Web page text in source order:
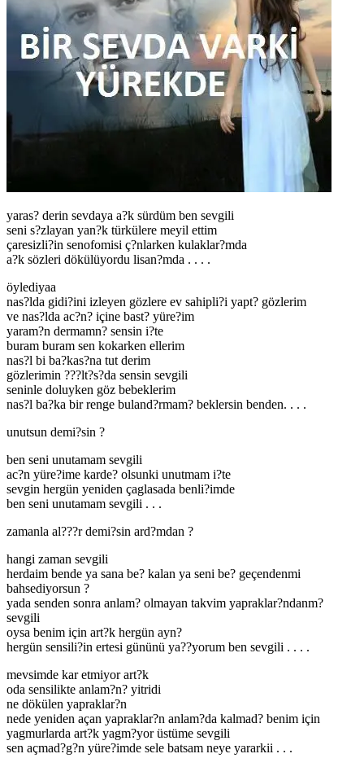
yaras? derin sevdaya a?k sürdüm ben sevgili
seni s?zlayan yan?k türkülere meyil ettim
çaresizli?in senofomisi ç?nlarken kulaklar?mda
a?k sözleri dökülüyordu lisan?mda . . . .
öylediyaa
nas?lda gidi?ini izleyen gözlere ev sahipli?i yapt? gözlerim
ve nas?lda ac?n? içine bast? yüre?im
yaram?n dermamn? sensin i?te
buram buram sen kokarken ellerim
nas?l bi ba?kas?na tut derim
gözlerimin ???lt?s?da sensin sevgili
seninle doluyken göz bebeklerim
nas?l ba?ka bir renge buland?rmam? beklersin benden. . . .
unutsun demi?sin ?
ben seni unutamam sevgili
ac?n yüre?ime karde? olsunki unutmam i?te
sevgin hergün yeniden çaglasada benli?imde
ben seni unutamam sevgili . . .
zamanla al???r demi?sin ard?mdan ?
hangi zaman sevgili
herdaim bende ya sana be? kalan ya seni be? geçendenmi
bahsediyorsun ?
yada senden sonra anlam? olmayan takvim yapraklar?ndanm?
sevgili
oysa benim için art?k hergün ayn?
hergün sensili?in ertesi gününü ya??yorum ben sevgili . . . .
mevsimde kar etmiyor art?k
oda sensilikte anlam?n? yitridi
ne dökülen yapraklar?n
nede yeniden açan yapraklar?n anlam?da kalmad? benim için
yagmurlarda art?k yagm?yor üstüme sevgili
sen açmad?g?n yüre?imde sele batsam neye yararkii . . .